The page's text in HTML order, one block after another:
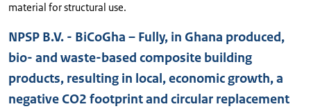
material for structural use.
NPSP B.V. - BiCoGha – Fully, in Ghana produced,
bio- and waste-based composite building
products, resulting in local, economic growth, a
negative CO2 footprint and circular replacement